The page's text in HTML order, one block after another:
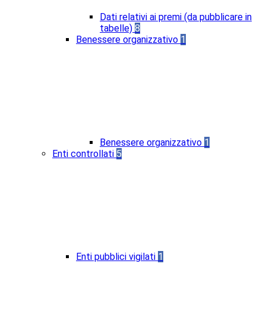
Dati relativi ai premi (da pubblicare in
tabelle) 8
Benessere organizzativo 1
Benessere organizzativo 1
Enti controllati 5
Enti pubblici vigilati 1